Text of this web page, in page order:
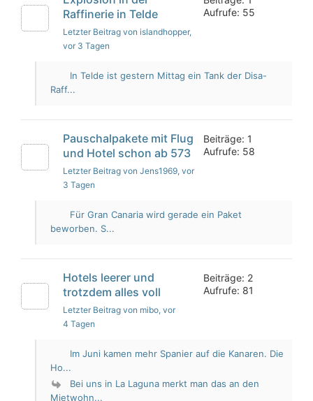
Raffinerie in Telde
Letzter Beitrag von islandhopper,
vor 3 Tagen
Aufrufe: 55
In Telde ist gestern Mittag ein Tank der Disa-
Raff...
Pauschalpakete mit Flug
und Hotel schon ab 573
Letzter Beitrag von Jens1969, vor
3 Tagen
Beiträge: 1
Aufrufe: 58
Für Gran Canaria wird gerade ein Paket
beworben. S...
Hotels leerer und
trotzdem alles voll
Letzter Beitrag von mibo, vor
4 Tagen
Beiträge: 2
Aufrufe: 81
Im Juni kamen mehr Spanier auf die Kanaren. Die
Ho...
Bei uns in La Laguna merkt man das an den
Mietwohn...